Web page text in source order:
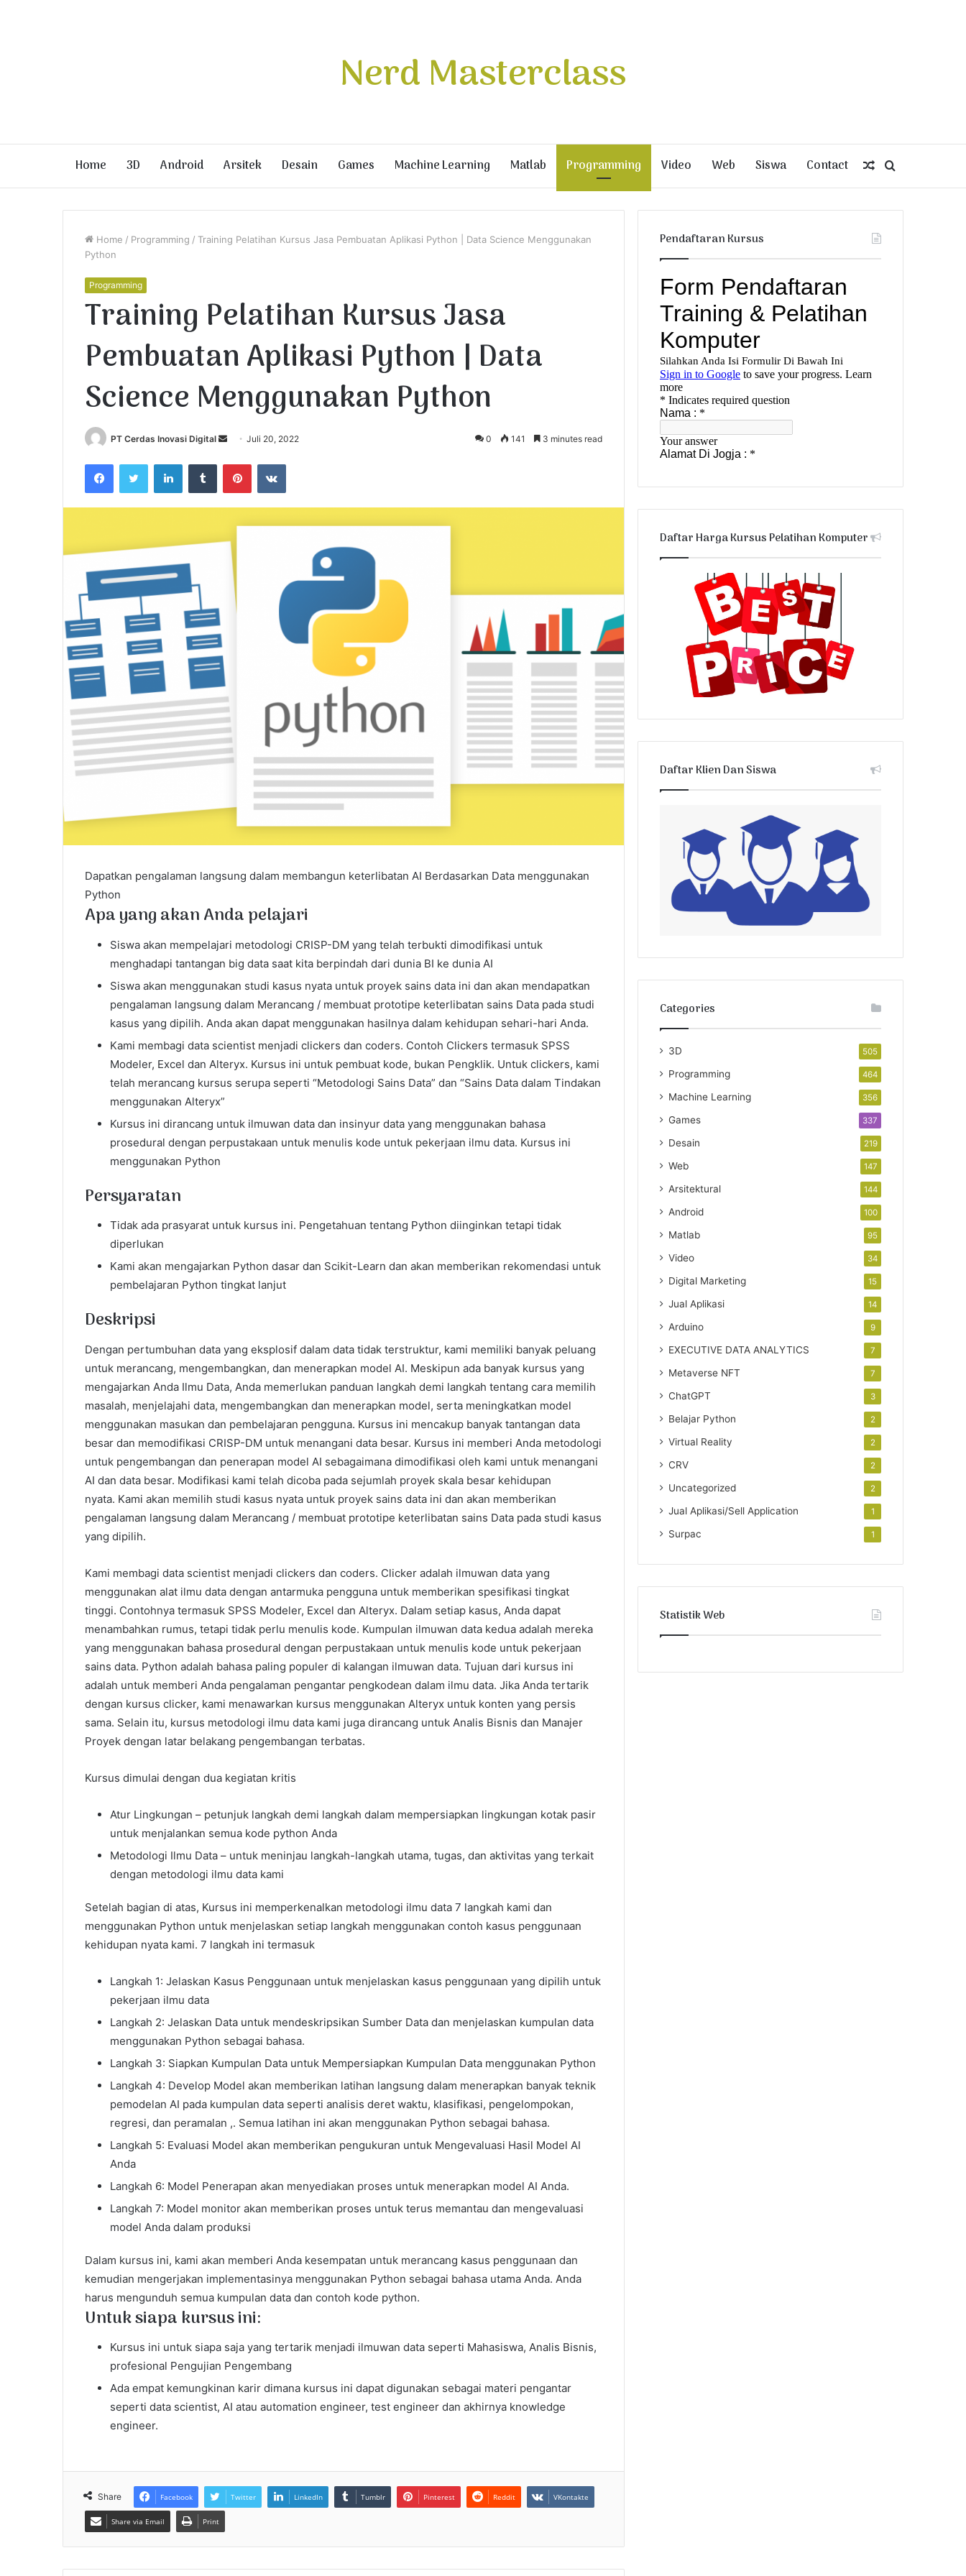
Nerd Masterclass
Home 3D Android Arsitek Desain Games Machine Learning Matlab Programming Video Web Siswa Contact
for
Random
Article
Home / Programming / Training Pelatihan Kursus Jasa Pembuatan Aplikasi Python | Data Science Menggunakan
Python
Programming
Training Pelatihan Kursus Jasa
Pembuatan Aplikasi Python | Data
Science Menggunakan Python
PT Cerdas Inovasi Digital
d
a
e
m
Juli 20, 2022 0 141 3 minutes read
Dapatkan pengalaman langsung dalam membangun keterlibatan AI Berdasarkan Data menggunakan
Python
Apa yang akan Anda pelajari
Siswa akan mempelajari metodologi CRISP-DM yang telah terbukti dimodifikasi untuk
menghadapi tantangan big data saat kita berpindah dari dunia BI ke dunia AI
Siswa akan menggunakan studi kasus nyata untuk proyek sains data ini dan akan mendapatkan
pengalaman langsung dalam Merancang / membuat prototipe keterlibatan sains Data pada studi
kasus yang dipilih. Anda akan dapat menggunakan hasilnya dalam kehidupan sehari-hari Anda.
Kami membagi data scientist menjadi clickers dan coders. Contoh Clickers termasuk SPSS
Modeler, Excel dan Alteryx. Kursus ini untuk pembuat kode, bukan Pengklik. Untuk clickers, kami
telah merancang kursus serupa seperti “Metodologi Sains Data” dan “Sains Data dalam Tindakan
menggunakan Alteryx”
Kursus ini dirancang untuk ilmuwan data dan insinyur data yang menggunakan bahasa
prosedural dengan perpustakaan untuk menulis kode untuk pekerjaan ilmu data. Kursus ini
menggunakan Python
Persyaratan
Tidak ada prasyarat untuk kursus ini. Pengetahuan tentang Python diinginkan tetapi tidak
diperlukan
Kami akan mengajarkan Python dasar dan Scikit-Learn dan akan memberikan rekomendasi untuk
pembelajaran Python tingkat lanjut
Deskripsi
Dengan pertumbuhan data yang eksplosif dalam data tidak terstruktur, kami memiliki banyak peluang
untuk merancang, mengembangkan, dan menerapkan model AI. Meskipun ada banyak kursus yang
mengajarkan Anda Ilmu Data, Anda memerlukan panduan langkah demi langkah tentang cara memilih
masalah, menjelajahi data, mengembangkan dan menerapkan model, serta meningkatkan model
menggunakan masukan dan pembelajaran pengguna. Kursus ini mencakup banyak tantangan data
besar dan memodifikasi CRISP-DM untuk menangani data besar. Kursus ini memberi Anda metodologi
untuk pengembangan dan penerapan model AI sebagaimana dimodifikasi oleh kami untuk menangani
AI dan data besar. Modifikasi kami telah dicoba pada sejumlah proyek skala besar kehidupan
nyata. Kami akan memilih studi kasus nyata untuk proyek sains data ini dan akan memberikan
pengalaman langsung dalam Merancang / membuat prototipe keterlibatan sains Data pada studi kasus
yang dipilih.
Kami membagi data scientist menjadi clickers dan coders. Clicker adalah ilmuwan data yang
menggunakan alat ilmu data dengan antarmuka pengguna untuk memberikan spesifikasi tingkat
tinggi. Contohnya termasuk SPSS Modeler, Excel dan Alteryx. Dalam setiap kasus, Anda dapat
menambahkan rumus, tetapi tidak perlu menulis kode. Kumpulan ilmuwan data kedua adalah mereka
yang menggunakan bahasa prosedural dengan perpustakaan untuk menulis kode untuk pekerjaan
sains data. Python adalah bahasa paling populer di kalangan ilmuwan data. Tujuan dari kursus ini
adalah untuk memberi Anda pengalaman pengantar pengkodean dalam ilmu data. Jika Anda tertarik
dengan kursus clicker, kami menawarkan kursus menggunakan Alteryx untuk konten yang persis
sama. Selain itu, kursus metodologi ilmu data kami juga dirancang untuk Analis Bisnis dan Manajer
Proyek dengan latar belakang pengembangan terbatas.
Kursus dimulai dengan dua kegiatan kritis
Atur Lingkungan – petunjuk langkah demi langkah dalam mempersiapkan lingkungan kotak pasir
untuk menjalankan semua kode python Anda
Metodologi Ilmu Data – untuk meninjau langkah-langkah utama, tugas, dan aktivitas yang terkait
dengan metodologi ilmu data kami
Setelah bagian di atas, Kursus ini memperkenalkan metodologi ilmu data 7 langkah kami dan
menggunakan Python untuk menjelaskan setiap langkah menggunakan contoh kasus penggunaan
kehidupan nyata kami. 7 langkah ini termasuk
Langkah 1: Jelaskan Kasus Penggunaan untuk menjelaskan kasus penggunaan yang dipilih untuk
pekerjaan ilmu data
Langkah 2: Jelaskan Data untuk mendeskripsikan Sumber Data dan menjelaskan kumpulan data
menggunakan Python sebagai bahasa.
Langkah 3: Siapkan Kumpulan Data untuk Mempersiapkan Kumpulan Data menggunakan Python
Langkah 4: Develop Model akan memberikan latihan langsung dalam menerapkan banyak teknik
pemodelan AI pada kumpulan data seperti analisis deret waktu, klasifikasi, pengelompokan,
regresi, dan peramalan ,. Semua latihan ini akan menggunakan Python sebagai bahasa.
Langkah 5: Evaluasi Model akan memberikan pengukuran untuk Mengevaluasi Hasil Model AI
Anda
Langkah 6: Model Penerapan akan menyediakan proses untuk menerapkan model AI Anda.
Langkah 7: Model monitor akan memberikan proses untuk terus memantau dan mengevaluasi
model Anda dalam produksi
Dalam kursus ini, kami akan memberi Anda kesempatan untuk merancang kasus penggunaan dan
kemudian mengerjakan implementasinya menggunakan Python sebagai bahasa utama Anda. Anda
harus mengunduh semua kumpulan data dan contoh kode python.
Untuk siapa kursus ini:
Kursus ini untuk siapa saja yang tertarik menjadi ilmuwan data seperti Mahasiswa, Analis Bisnis,
profesional Pengujian Pengembang
Ada empat kemungkinan karir dimana kursus ini dapat digunakan sebagai materi pengantar
seperti data scientist, AI atau automation engineer, test engineer dan akhirnya knowledge
engineer.
Share Facebook Twitter LinkedIn Tumblr Pinterest Reddit VKontakte
Share via Email Print
Pendaftaran Kursus
Daftar Harga Kursus Pelatihan Komputer
Daftar Klien Dan Siswa
Categories
3D 505
Programming 464
Machine Learning 356
Games 337
Desain 219
Web 147
Arsitektural 144
Android 100
Matlab 95
Video 34
Digital Marketing 15
Jual Aplikasi 14
Arduino 9
EXECUTIVE DATA ANALYTICS 7
Metaverse NFT 7
ChatGPT 3
Belajar Python 2
Virtual Reality 2
CRV 2
Uncategorized 2
Jual Aplikasi/Sell Application 1
Surpac 1
Statistik Web